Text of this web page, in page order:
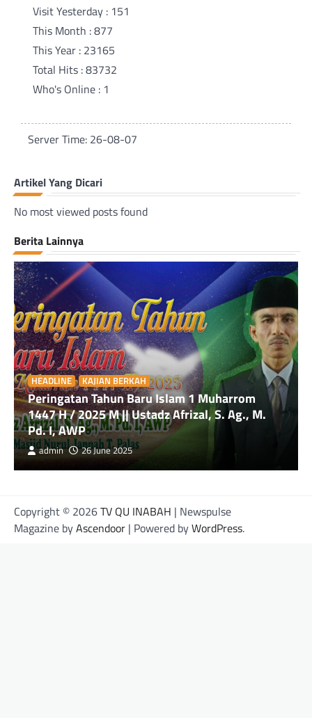
Visit Yesterday : 151
This Month : 877
This Year : 23165
Total Hits : 83732
Who's Online : 1
Server Time: 26-08-07
Artikel Yang Dicari
No most viewed posts found
Berita Lainnya
HEADLINE KAJIAN BERKAH
Peringatan Tahun Baru Islam 1 Muharrom
1447 H / 2025 M || Ustadz Afrizal, S. Ag., M.
Pd. I, AWP
admin 26 June 2025
Copyright © 2026TV QU INABAH | Newspulse
Magazine byAscendoor | Powered byWordPress.